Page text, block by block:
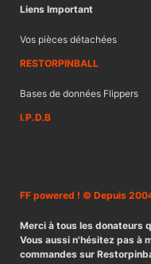
Liens Important
Vos pièces détachées
RESTORPINBALL
Bases de données Flippers
I.P.D.B
FF powered ! © Depuis
Merci à tous les donateurs
Vous aussi n'hésitez pas à
commandes sur